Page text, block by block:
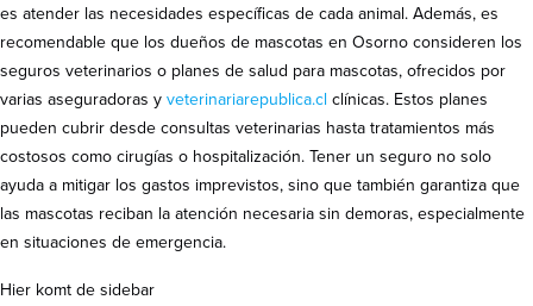
es atender las necesidades específicas de cada animal. Además, es
recomendable que los dueños de mascotas en Osorno consideren los
seguros veterinarios o planes de salud para mascotas, ofrecidos por
varias aseguradoras y veterinariarepublica.cl clínicas. Estos planes
pueden cubrir desde consultas veterinarias hasta tratamientos más
costosos como cirugías o hospitalización. Tener un seguro no solo
ayuda a mitigar los gastos imprevistos, sino que también garantiza que
las mascotas reciban la atención necesaria sin demoras, especialmente
en situaciones de emergencia.
Hier komt de sidebar